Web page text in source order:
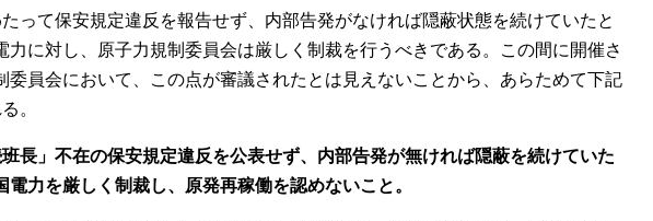
って保安規定違反を報告せず、内部告発がなければ隠蔽状態を続けていたと
力に対し、原子力規制委員会は厳しく制裁を行うべきである。この間に開催さ
委員会において、この点が審議されたとは見えないことから、あらためて下記
。
長」不在の保安規定違反を公表せず、内部告発が無ければ隠蔽を続けていた
電力を厳しく制裁し、原発再稼働を認めないこと。